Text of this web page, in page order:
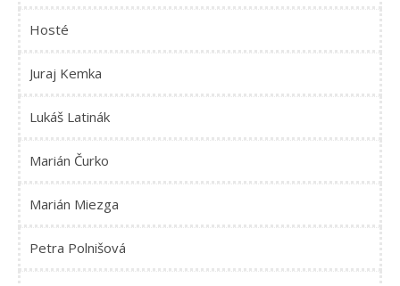
Hosté
Juraj Kemka
Lukáš Latinák
Marián Čurko
Marián Miezga
Petra Polnišová